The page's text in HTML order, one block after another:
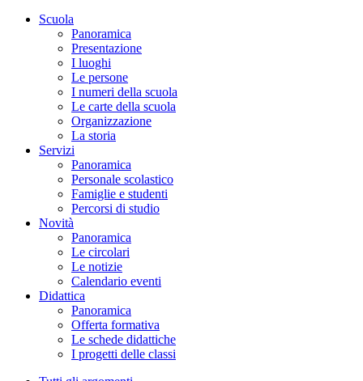
Scuola
Panoramica
Presentazione
I luoghi
Le persone
I numeri della scuola
Le carte della scuola
Organizzazione
La storia
Servizi
Panoramica
Personale scolastico
Famiglie e studenti
Percorsi di studio
Novità
Panoramica
Le circolari
Le notizie
Calendario eventi
Didattica
Panoramica
Offerta formativa
Le schede didattiche
I progetti delle classi